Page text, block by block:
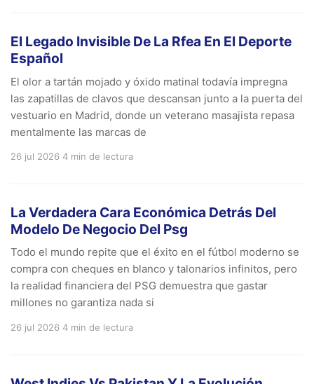
El Legado Invisible De La Rfea En El Deporte
Español
El olor a tartán mojado y óxido matinal todavía impregna
las zapatillas de clavos que descansan junto a la puerta del
vestuario en Madrid, donde un veterano masajista repasa
mentalmente las marcas de
26 jul 2026 4 min de lectura
La Verdadera Cara Económica Detrás Del
Modelo De Negocio Del Psg
Todo el mundo repite que el éxito en el fútbol moderno se
compra con cheques en blanco y talonarios infinitos, pero
la realidad financiera del PSG demuestra que gastar
millones no garantiza nada si
26 jul 2026 4 min de lectura